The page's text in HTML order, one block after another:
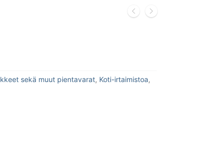
sekä muut pientavarat, Koti-irtaimistoa,